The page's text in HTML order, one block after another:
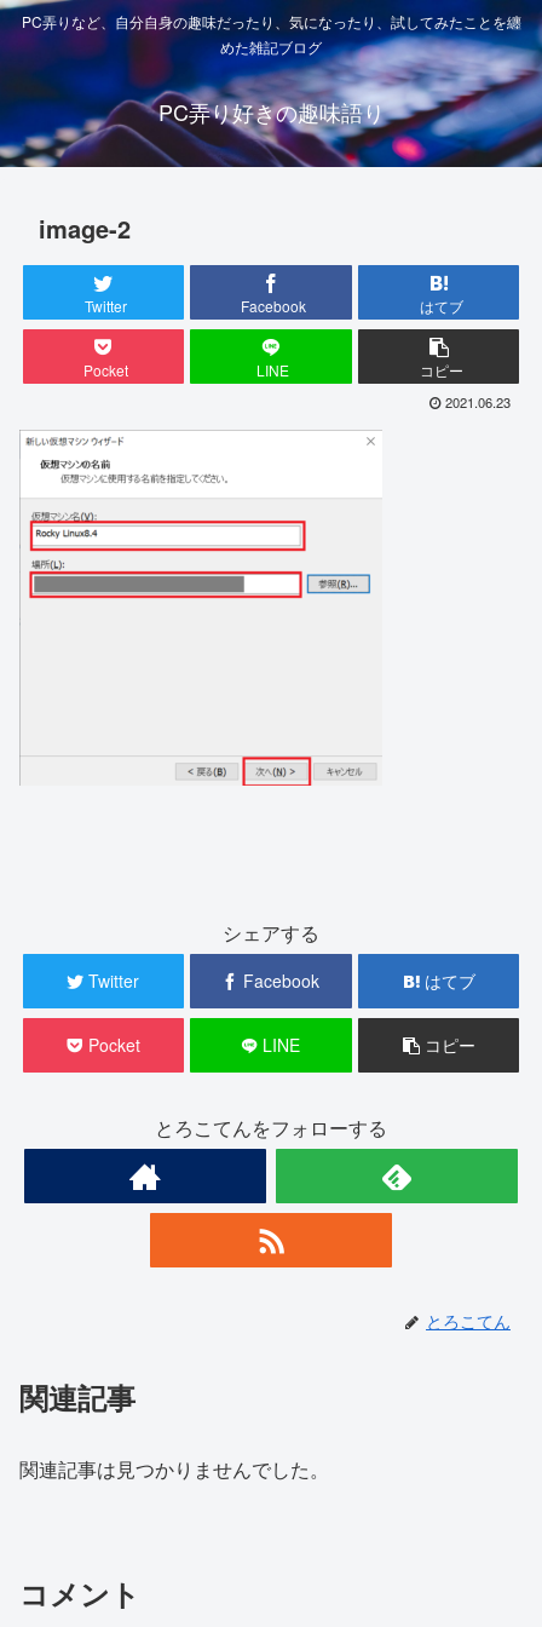
PC弄りなど、自分自身の趣味だったり、気になったり、試してみたことを纏
めた雑記ブログ
PC弄り好きの趣味語り
image-2
Twitter Facebook はてブ
Pocket LINE コピー
2021.06.23
シェアする
Twitter Facebook はてブ
Pocket LINE コピー
とろこてんをフォローする
とろこてん
関連記事
関連記事は見つかりませんでした。
コメント